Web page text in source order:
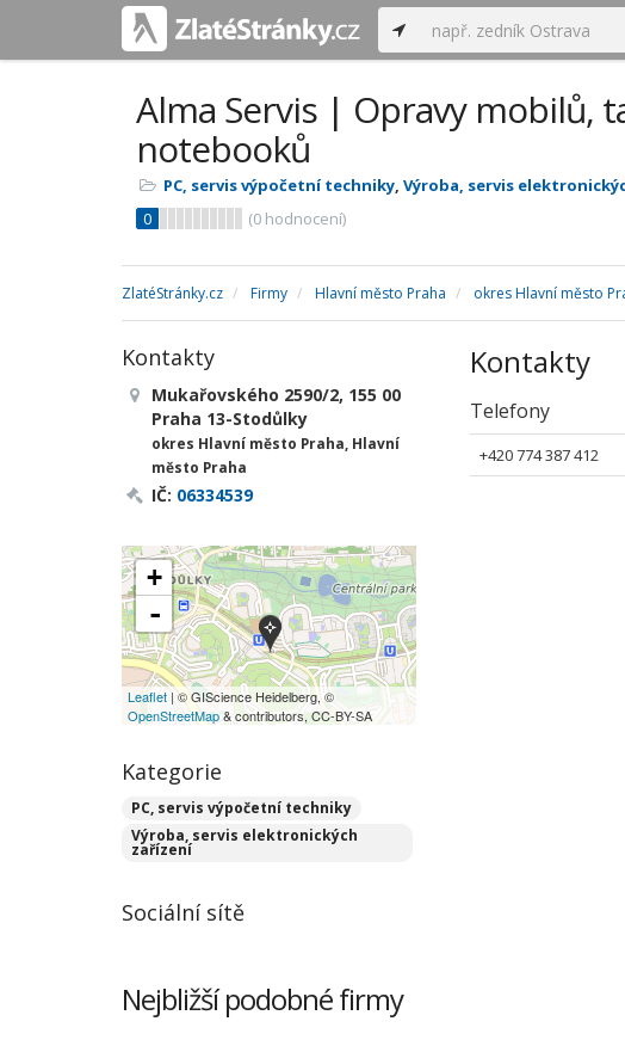
Alma Servis | Opravy mobilů,
notebooků
PC, servis výpočetní techniky, Výroba, servis
0
(0 hodnocení)
ZlatéStránky.cz Firmy Hlavní město Praha okres Hlavní město
Kontakty
Telefony
+420 774 387 412
Kontakty
Mukařovského 2590/2, 155 00
Praha 13-Stodůlky
okres Hlavní město Praha, Hlavní
město Praha
IČ: 06334539
+
-
Leaflet | © GIScience Heidelberg, ©
OpenStreetMap& contributors, CC-BY-SA
Kategorie
PC, servis výpočetní techniky
Výroba, servis elektronických
zařízení
Sociální sítě
Nejbližší podobné firmy